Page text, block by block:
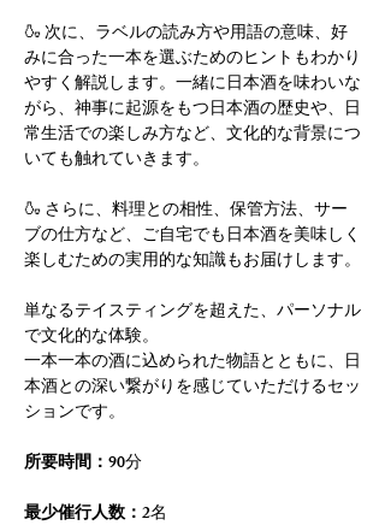
🍶 次に、ラベルの読み方や用語の意味、好
みに合った一本を選ぶためのヒントもわかり
やすく解説します。一緒に日本酒を味わいな
がら、神事に起源をもつ日本酒の歴史や、日
常生活での楽しみ方など、文化的な背景につ
いても触れていきます。
🍶 さらに、料理との相性、保管方法、サー
ブの仕方など、ご自宅でも日本酒を美味しく
楽しむための実用的な知識もお届けします。
単なるテイスティングを超えた、パーソナル
で文化的な体験。
一本一本の酒に込められた物語とともに、日
本酒との深い繋がりを感じていただけるセッ
ションです。
所要時間： 90分
最少催行人数： 2名